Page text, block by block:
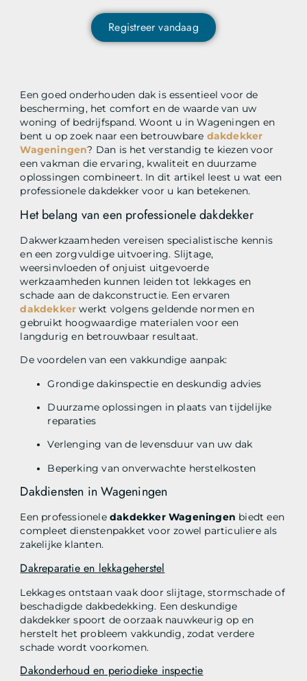
Een goed onderhouden dak is essentieel voor de
bescherming, het comfort en de waarde van uw
woning of bedrijfspand. Woont u in Wageningen en
bent u op zoek naar een betrouwbare dakdekker
Wageningen? Dan is het verstandig te kiezen voor
een vakman die ervaring, kwaliteit en duurzame
oplossingen combineert. In dit artikel leest u wat een
professionele dakdekker voor u kan betekenen.
Het belang van een professionele dakdekker
Dakwerkzaamheden vereisen specialistische kennis
en een zorgvuldige uitvoering. Slijtage,
weersinvloeden of onjuist uitgevoerde
werkzaamheden kunnen leiden tot lekkages en
schade aan de dakconstructie. Een ervaren
dakdekker werkt volgens geldende normen en
gebruikt hoogwaardige materialen voor een
langdurig en betrouwbaar resultaat.
De voordelen van een vakkundige aanpak:
Grondige dakinspectie en deskundig advies
Duurzame oplossingen in plaats van tijdelijke
reparaties
Verlenging van de levensduur van uw dak
Beperking van onverwachte herstelkosten
Dakdiensten in Wageningen
Een professioneledakdekker Wageningen biedt een
compleet dienstenpakket voor zowel particuliere als
zakelijke klanten.
Dakreparatie en lekkageherstel
Lekkages ontstaan vaak door slijtage, stormschade of
beschadigde dakbedekking. Een deskundige
dakdekker spoort de oorzaak nauwkeurig op en
herstelt het probleem vakkundig, zodat verdere
schade wordt voorkomen.
Dakonderhoud en periodieke inspectie
Registreer vandaag